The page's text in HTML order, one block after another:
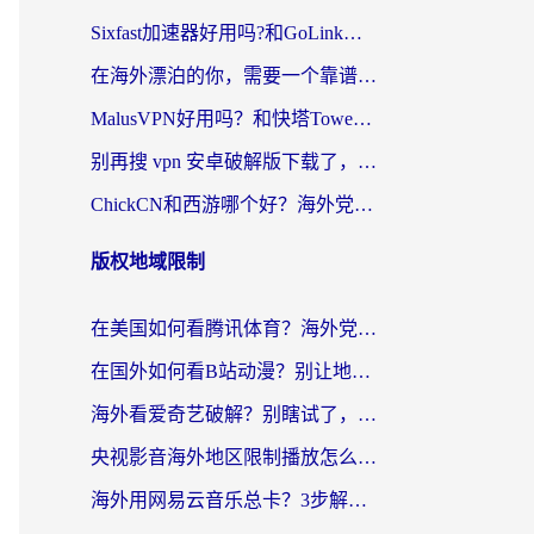
Sixfast加速器好用吗?和GoLink加速器对比哪个回国效果更好?海外党亲测实用指南
在海外漂泊的你，需要一个靠谱的“回国机场”
MalusVPN好用吗？和快塔TowerFastVPN对比哪个回国效果更好？海外党亲测实用指南
别再搜 vpn 安卓破解版下载了，海外党回国上网的正确姿势在这里
ChickCN和西游哪个好？海外党2026亲测回国加速器选择指南（附expressvpn中国对比）
版权地域限制
在美国如何看腾讯体育？海外党解锁NBA欧洲杯直播的终极攻略
在国外如何看B站动漫？别让地区限制打断你的追番节奏
海外看爱奇艺破解？别瞎试了，这才是留学生华人追剧看球的正确打开方式
央视影音海外地区限制播放怎么办？海外党亲测有效的回国加速指南
海外用网易云音乐总卡？3步解决版权限制+卡顿，还能听喜马拉雅！